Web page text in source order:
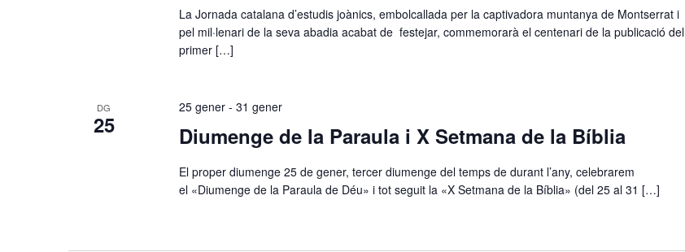
La Jornada catalana d’estudis joànics, embolcallada per la captivadora muntanya de Montserrat i
pel mil·lenari de la seva abadia acabat de festejar, commemorarà el centenari de la publicació del
primer […]
DG
25 Diumenge de la Paraula i X Setmana de la Bíblia
25 gener- 31 gener
​El proper diumenge 25 de gener, tercer diumenge del temps de durant l’any, celebrarem
el «Diumenge de la Paraula de Déu» i tot seguit la «X Setmana de la Bíblia» (del 25 al 31 […]